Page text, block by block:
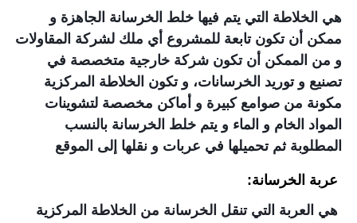
هي الخلاطة التي يتم فيها خلط الخرسانة الجاهزة و
ممكن أن تكون تابعة للمشروع أي ملك لشركة المقاولات
و من الممكن أن تكون شركة خارجية متخصصة في
تصنيع و توريد الخرسانات، و تكون الخلاطة المركزية
مكونة من صوامع كبيرة و أماكن مخصصة لتشوينات
المواد الخام و الماء و يتم خلط الخرسانة بالنسب
المطلوبة ثم تحميلها في عربات و نقلها إلى الموقع
عربة الخرسانة:
هي العربة التي تنقل الخرسانة من الخلاطة المركزية